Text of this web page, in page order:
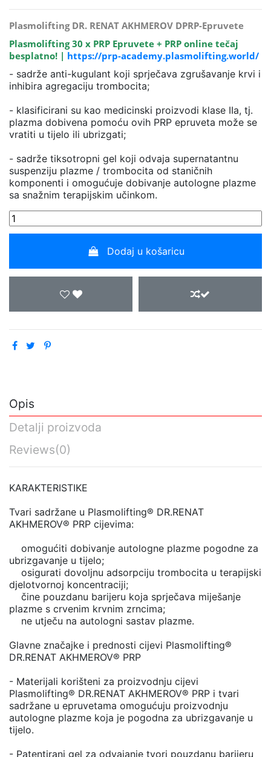
Plasmolifting DR. RENAT AKHMEROV DPRP-Epruvete
Plasmolifting 30 x PRP Epruvete + PRP online tečaj
besplatno! | https://prp-academy.plasmolifting.world/
- sadrže anti-kugulant koji sprječava zgrušavanje krvi i
inhibira agregaciju trombocita;
- klasificirani su kao medicinski proizvodi klase IIa, tj.
plazma dobivena pomoću ovih PRP epruveta može se
vratiti u tijelo ili ubrizgati;
- sadrže tiksotropni gel koji odvaja supernatantnu
suspenziju plazme / trombocita od staničnih
komponenti i omogućuje dobivanje autologne plazme
sa snažnim terapijskim učinkom.
Dodaj u košaricu
Opis
Detalji proizvoda
Reviews(0)
KARAKTERISTIKE
Tvari sadržane u Plasmolifting® DR.RENAT
AKHMEROV® PRP cijevima:
omogućiti dobivanje autologne plazme pogodne za
ubrizgavanje u tijelo;
osigurati dovoljnu adsorpciju trombocita u terapijski
djelotvornoj koncentraciji;
čine pouzdanu barijeru koja sprječava miješanje
plazme s crvenim krvnim zrncima;
ne utječu na autologni sastav plazme.
Glavne značajke i prednosti cijevi Plasmolifting®
DR.RENAT AKHMEROV® PRP
- Materijali korišteni za proizvodnju cijevi
Plasmolifting® DR.RENAT AKHMEROV® PRP i tvari
sadržane u epruvetama omogućuju proizvodnju
autologne plazme koja je pogodna za ubrizgavanje u
tijelo.
- Patentirani gel za odvajanje tvori pouzdanu barijeru